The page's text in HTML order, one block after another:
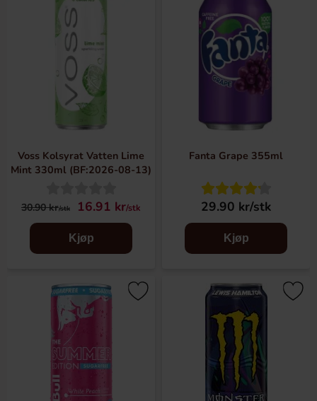
Voss Kolsyrat Vatten Lime
Mint 330ml (BF:2026-08-13)
30.90 kr/stk 16.91 kr/stk
Kjøp
Fanta Grape 355ml
29.90 kr/stk
Kjøp